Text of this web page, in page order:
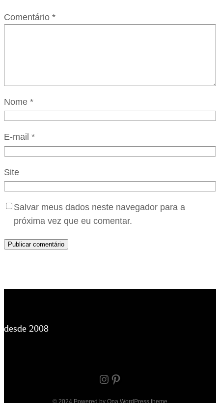
Comentário *
Nome *
E-mail *
Site
Salvar meus dados neste navegador para a
próxima vez que eu comentar.
desde 2008
Instagram Pinterest